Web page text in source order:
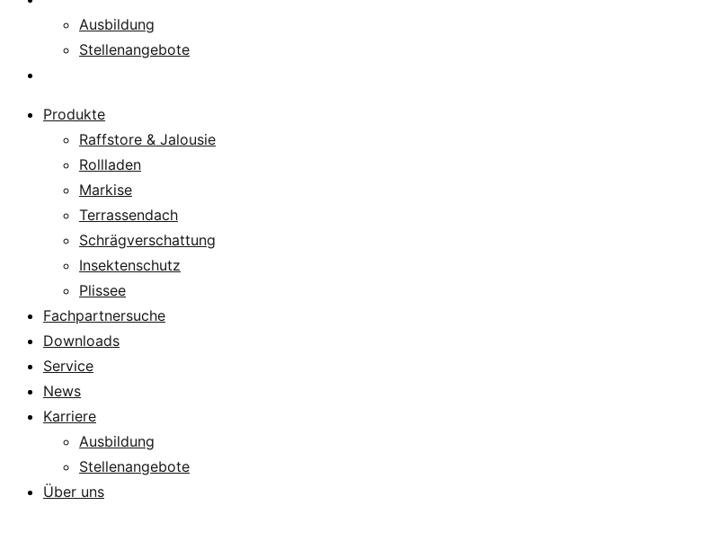
Ausbildung
Stellenangebote
Produkte
Raffstore & Jalousie
Rollladen
Markise
Terrassendach
Schrägverschattung
Insektenschutz
Plissee
Fachpartnersuche
Downloads
Service
News
Karriere
Ausbildung
Stellenangebote
Über uns